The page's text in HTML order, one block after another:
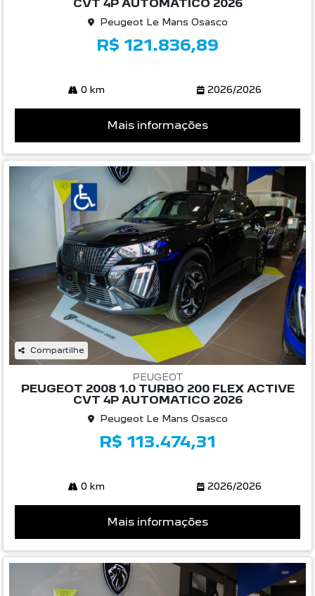
CVT 4P AUTOMATICO 2026
Peugeot Le Mans Osasco
R$ 121.836,89
0 km 2026/2026
Mais informações
Compartilhe
PEUGEOT
PEUGEOT 2008 1.0 TURBO 200 FLEX ACTIVE
CVT 4P AUTOMATICO 2026
Peugeot Le Mans Osasco
R$ 113.474,31
0 km 2026/2026
Mais informações